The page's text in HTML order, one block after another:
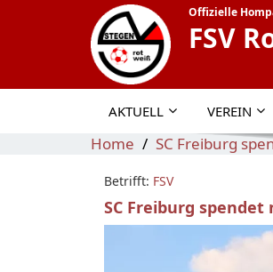
Offizielle
FSV
AKTUELL VEREIN
Home SC Freiburg
Betrifft: FSV
SC Freiburg